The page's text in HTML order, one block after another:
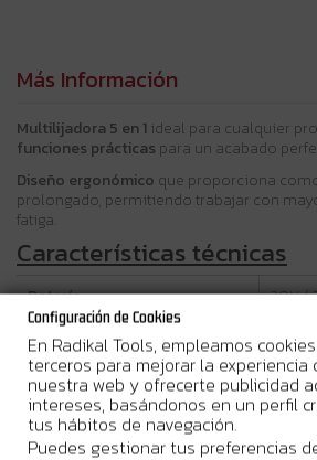
Más Información
Multilijadora 5 en 1 ideal para cualquier
funciones prácticas para un acabado
Diseño ergonómico que proporciona
prolongado, permitiendo trabajar con
fatiga.
Características técnicas
Batería:
20V /
Velocidad en vacío:
Diámetro de la órbita:
2,5
Peso:
Configuración de Cookies
En Radikal Tools, empleamos
terceros para mejorar la experiencia
nuestra web y ofrecerte publicidad
intereses, basándonos en un perfil
tus hábitos de navegación.
Puedes gestionar tus preferencias